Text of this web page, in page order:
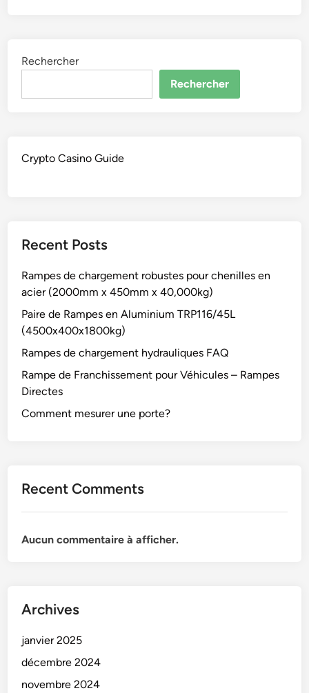
Rechercher
Rechercher
Crypto Casino Guide
Recent Posts
Rampes de chargement robustes pour chenilles en
acier (2000mm x 450mm x 40,000kg)
Paire de Rampes en Aluminium TRP116/45L
(4500x400x1800kg)
Rampes de chargement hydrauliques FAQ
Rampe de Franchissement pour Véhicules – Rampes
Directes
Comment mesurer une porte?
Recent Comments
Aucun commentaire à afficher.
Archives
janvier 2025
décembre 2024
novembre 2024